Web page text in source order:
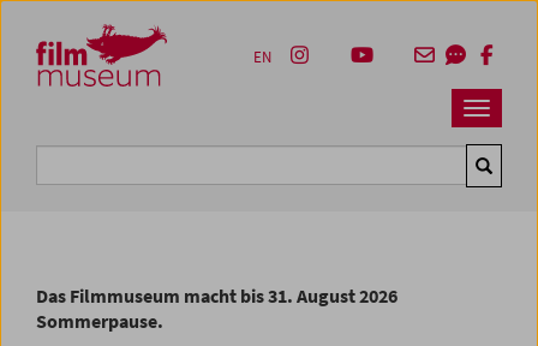
Zum Inhalt
Zum Hauptmenü
Zur Servicenavigation
Zum Suche
Navbar
EN
Das Filmmuseum macht bis 31. August 2026
Sommerpause.